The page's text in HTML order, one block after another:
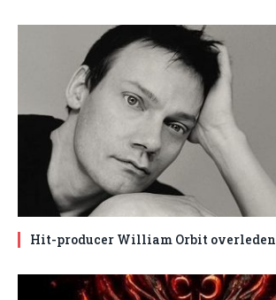
Hit-producer William Orbit overleden